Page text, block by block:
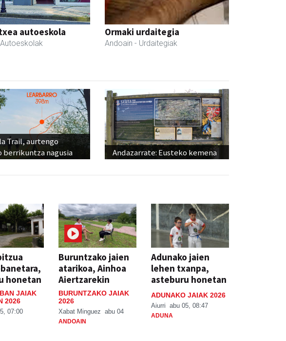
autoeskola Ormaki urdaitegia
Andoain - Urdaitegiak
Trail, aurtengo
berrikuntza nagusia
Andazarrate: Eusteko kemena
honetan
JAIAK
2026
07:00
Buruntzako jaien
atarikoa, Ainhoa
Aiertzarekin
BURUNTZAKO JAIAK
2026
Xabat Minguez abu 04
ANDOAIN
Adunako jaien
lehen txanpa,
asteburu honetan
ADUNAKO JAIAK 2026
Aiurri abu 05, 08:47
ADUNA